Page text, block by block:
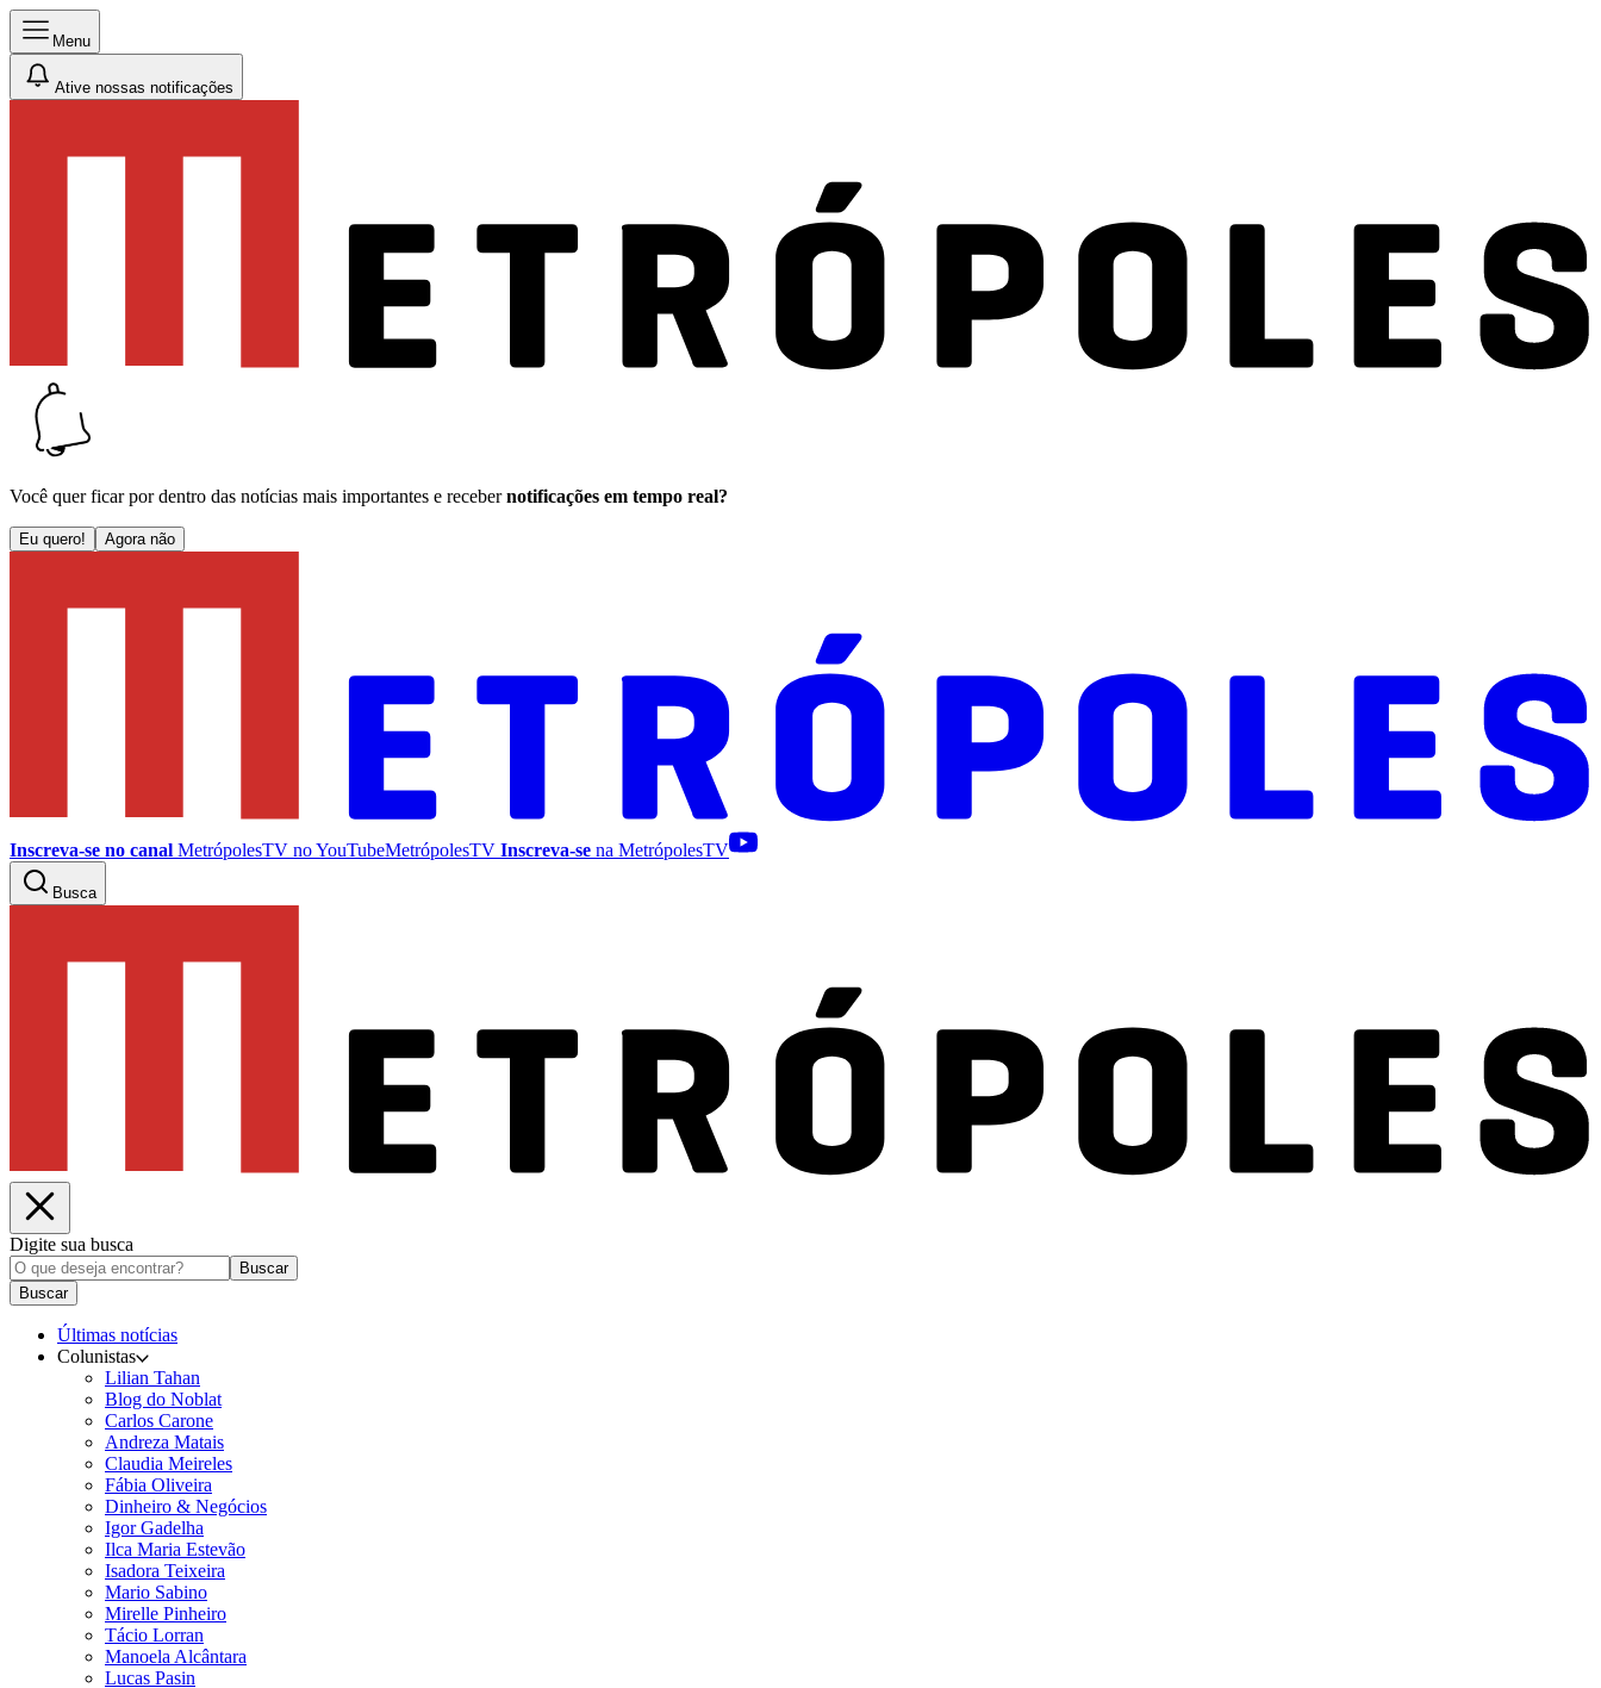
Menu
Ative nossas notificações
Você quer ficar por dentro das notícias mais importantes e receber notificações em tempo real?
Eu quero! Agora não
Inscreva-se no canal MetrópolesTV noYouTubeMetrópolesTV Inscreva-se na MetrópolesTV
Busca
Digite sua busca
Buscar
Buscar
Últimas notícias
Colunistas
Lilian Tahan
Blog do Noblat
Carlos Carone
Andreza Matais
Claudia Meireles
Fábia Oliveira
Dinheiro & Negócios
Igor Gadelha
Ilca Maria Estevão
Isadora Teixeira
Mario Sabino
Mirelle Pinheiro
Tácio Lorran
Manoela Alcântara
Lucas Pasin